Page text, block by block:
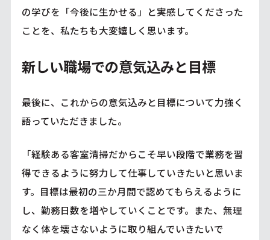
の学びを「今後に生かせる」と実感してくださった
ことを、私たちも大変嬉しく思います。
新しい職場での意気込みと目標
最後に、これからの意気込みと目標について力強く
語っていただきました。
「経験ある客室清掃だからこそ早い段階で業務を習
得できるように努力して仕事していきたいと思いま
す。目標は最初の三か月間で認めてもらえるように
し、勤務日数を増やしていくことです。また、無理
なく体を壊さないように取り組んでいきたいで